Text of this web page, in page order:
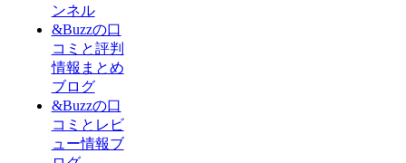
ンネル
&Buzzの口
コミと評判
情報まとめ
ブログ
&Buzzの口
コミとレビ
ュー情報ブ